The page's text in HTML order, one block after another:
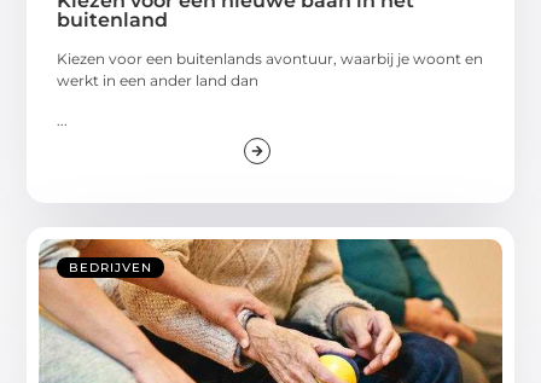
buitenland
Kiezen voor een buitenlands avontuur, waarbij je woont en
werkt in een ander land dan
BEDRIJVEN